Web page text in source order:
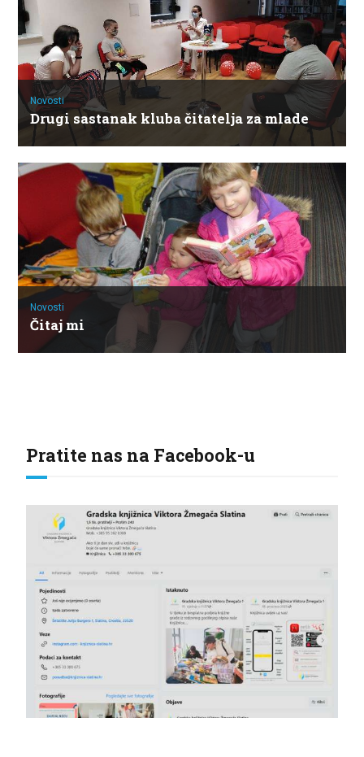
Novosti
Drugi sastanak kluba čitatelja za mlade
Novosti
Čitaj mi
Pratite nas na Facebook-u